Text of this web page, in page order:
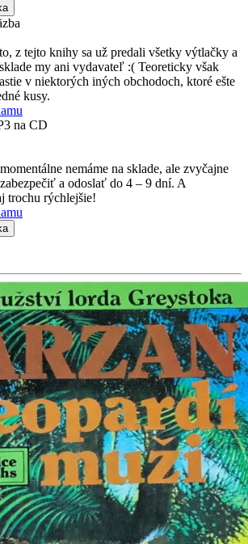
z tejto knihy sa už predali všetky výtlačky a
my ani vydavateľ :( Teoreticky však
v niektorých iných obchodoch, ktoré ešte
kusy.
na CD
nemáme na sklade, ale zvyčajne
a odoslať do 4 – 9 dní. A
trochu rýchlejšie!